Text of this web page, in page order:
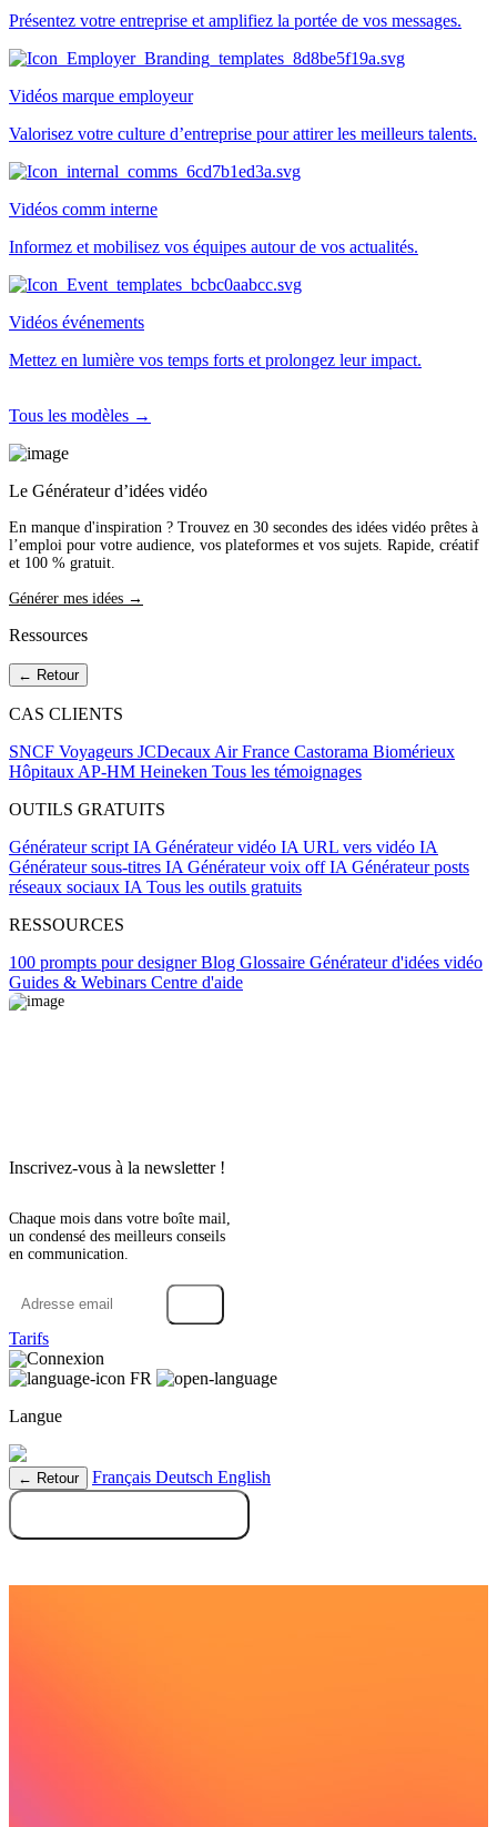
Présentez votre entreprise et amplifiez la portée de vos messages.
Vidéos marque employeur
Valorisez votre culture d’entreprise pour attirer les meilleurs talents.
Vidéos comm interne
Informez et mobilisez vos équipes autour de vos actualités.
Vidéos événements
Mettez en lumière vos temps forts et prolongez leur impact.
Tous les modèles →
Le Générateur d’idées vidéo
En manque d'inspiration ? Trouvez en 30 secondes des idées vidéo prêtes à
l’emploi pour votre audience, vos plateformes et vos sujets. Rapide, créatif
et 100 % gratuit.
Générer mes idées →
Ressources
← Retour
CAS CLIENTS
SNCF Voyageurs JCDecaux Air France Castorama Biomérieux
Hôpitaux AP-HM Heineken Tous les témoignages
OUTILS GRATUITS
Générateur script IA Générateur vidéo IA URL vers vidéo IA
Générateur sous-titres IA Générateur voix off IA Générateur posts
réseaux sociaux IA Tous les outils gratuits
RESSOURCES
100 prompts pour designerBlog Glossaire Générateur d'idées vidéo
Guides & Webinars Centre d'aide
Inscrivez-vous à la newsletter !
Chaque mois dans votre boîte mail,
un condensé des meilleurs conseils
en communication.
Tarifs
Connexion
FR
Langue
← Retour Français Deutsch English